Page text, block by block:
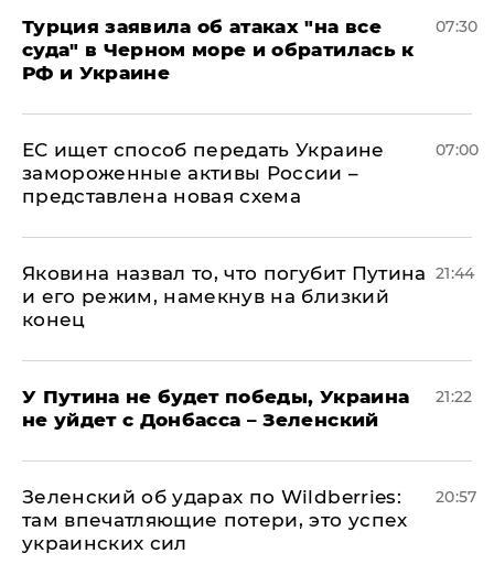
Турция заявила об атаках "на все
суда" в Черном море и обратилась к
РФ и Украине
07:30
ЕС ищет способ передать Украине
замороженные активы России –
представлена новая схема
07:00
Яковина назвал то, что погубит Путина
и его режим, намекнув на близкий
конец
21:44
У Путина не будет победы, Украина
не уйдет с Донбасса – Зеленский
21:22
Зеленский об ударах по Wildberries:
там впечатляющие потери, это успех
украинских сил
20:57